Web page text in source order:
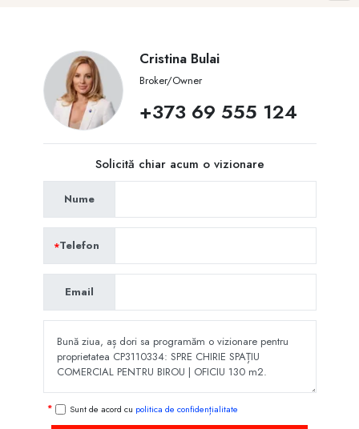
Cristina Bulai
Broker/Owner
+373 69 555 124
Solicită chiar acum o vizionare
Nume
Telefon
Email
Sunt de acord cu politica de confidențialitate